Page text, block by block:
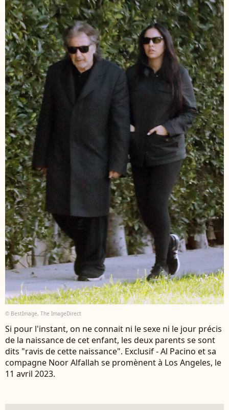
© BestImage, The ImageDirect
Si pour l'instant, on ne connait ni le sexe ni le jour précis
de la naissance de cet enfant, les deux parents se sont
dits "ravis de cette naissance". Exclusif - Al Pacino et sa
compagne Noor Alfallah se promènent à Los Angeles, le
11 avril 2023.